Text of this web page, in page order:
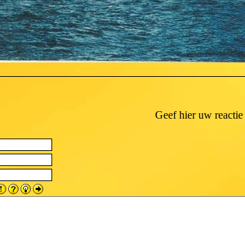
Geef hier uw